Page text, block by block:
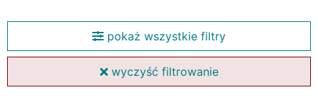
pokaż wszystkie filtry
wyczyść filtrowanie